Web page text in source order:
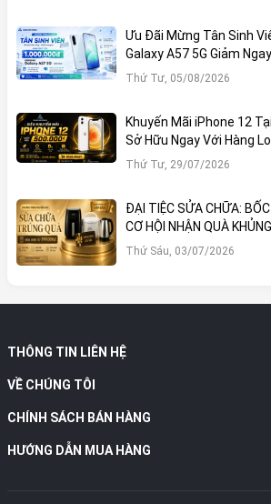
Ưu Đãi Mừng Tân Sinh
Galaxy A57 5G Giảm
Thứ Tư, 05/08/2026
Khuyến Mãi iPhone 12
Sở Hữu Ngay Với Hàng
Thứ Tư, 29/07/2026
ĐẠI TIỆC SỬA CHỮA:
CƠ HỘI NHẬN QUÀ
MOBILE
Thứ Sáu, 03/07/2026
THÔNG TIN LIÊN HỆ
VỀ CHÚNG TÔI
CHÍNH SÁCH BÁN HÀNG
HƯỚNG DẪN MUA HÀNG